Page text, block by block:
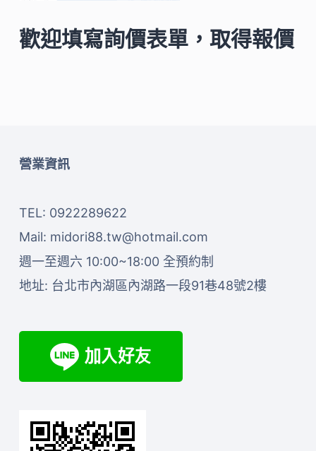
歡迎填寫詢價表單，取得報價
營業資訊
TEL: 0922289622
Mail: midori88.tw@hotmail.com
週一至週六 10:00~18:00 全預約制
地址: 台北市內湖區內湖路一段91巷48號2樓